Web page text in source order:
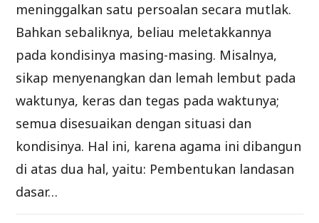
meninggalkan satu persoalan secara mutlak.
Bahkan sebaliknya, beliau meletakkannya
pada kondisinya masing-masing. Misalnya,
sikap menyenangkan dan lemah lembut pada
waktunya, keras dan tegas pada waktunya;
semua disesuaikan dengan situasi dan
kondisinya. Hal ini, karena agama ini dibangun
di atas dua hal, yaitu: Pembentukan landasan
dasar…